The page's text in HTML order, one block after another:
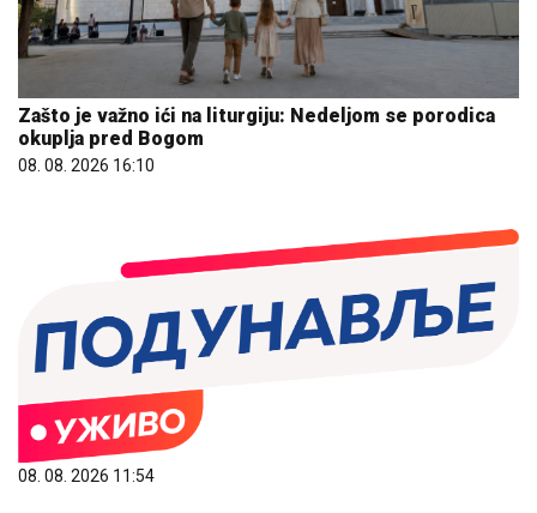
Zašto je važno ići na liturgiju: Nedeljom se porodica
okuplja pred Bogom
08. 08. 2026 16:10
08. 08. 2026 11:54